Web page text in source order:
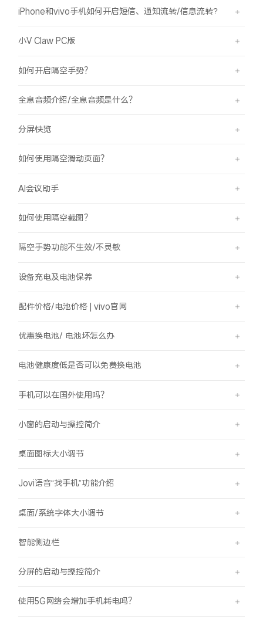
iPhone和vivo手机如何开启短信、通知流转/信息流转?
小V Claw PC版
如何开启隔空手势？
全息音频介绍/全息音频是什么？
分屏快览
如何使用隔空滑动页面？
AI会议助手
如何使用隔空截图？
隔空手势功能不生效/不灵敏
设备充电及电池保养
配件价格/电池价格 | vivo官网
优惠换电池/ 电池坏怎么办
电池健康度低是否可以免费换电池
手机可以在国外使用吗？
小窗的启动与操控简介
桌面图标大小调节
Jovi语音“找手机”功能介绍
桌面/系统字体大小调节
智能侧边栏
分屏的启动与操控简介
使用5G网络会增加手机耗电吗？